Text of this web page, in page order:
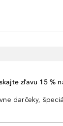
zľavu 15 %
darčeky,